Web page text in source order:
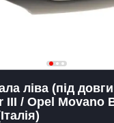
ліва (під
III / Opel Movano